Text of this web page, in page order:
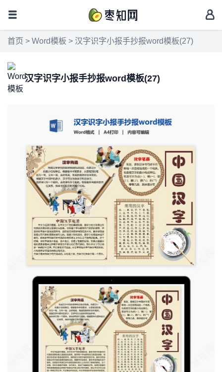
首页 > Word模板 > 汉字识字小报手抄报word模板(27)
汉字识字小报手抄报word模板(27)